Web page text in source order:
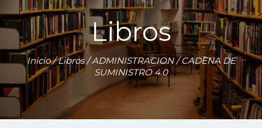
Libros
Inicio/Libros/ADMINISTRACION/ CADENA DE
SUMINISTRO 4.0